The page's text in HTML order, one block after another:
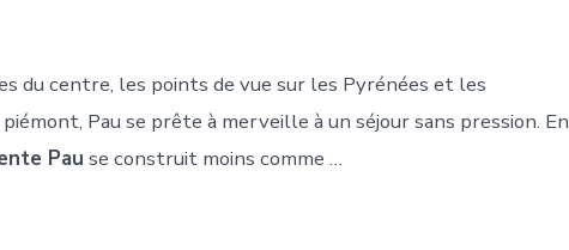
du centre, les points de vue sur les Pyrénées et les
Pau se prête à merveille à un séjour sans pression. En
Pau se construit moins comme …